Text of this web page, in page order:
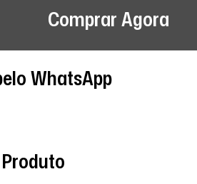
Comprar Agora
WhatsApp